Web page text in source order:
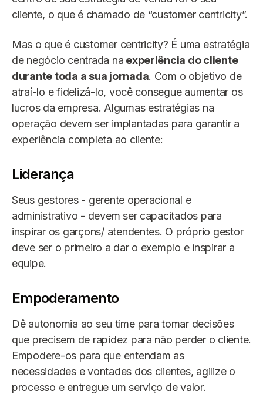
cliente, o que é chamado de “customer centricity”.
Mas o que é customer centricity? É uma estratégia
de negócio centrada na experiência do cliente
durante toda a sua jornada. Com o objetivo de
atraí-lo e fidelizá-lo, você consegue aumentar os
lucros da empresa. Algumas estratégias na
operação devem ser implantadas para garantir a
experiência completa ao cliente:
Liderança
Seus gestores - gerente operacional e
administrativo - devem ser capacitados para
inspirar os garçons/ atendentes. O próprio gestor
deve ser o primeiro a dar o exemplo e inspirar a
equipe.
Empoderamento
Dê autonomia ao seu time para tomar decisões
que precisem de rapidez para não perder o cliente.
Empodere-os para que entendam as
necessidades e vontades dos clientes, agilize o
processo e entregue um serviço de valor.